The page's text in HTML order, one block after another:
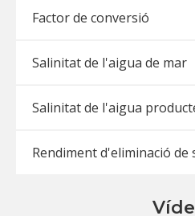
Factor de conversió
Salinitat de l'aigua de mar
Salinitat de l'aigua
Rendiment d'eliminació de